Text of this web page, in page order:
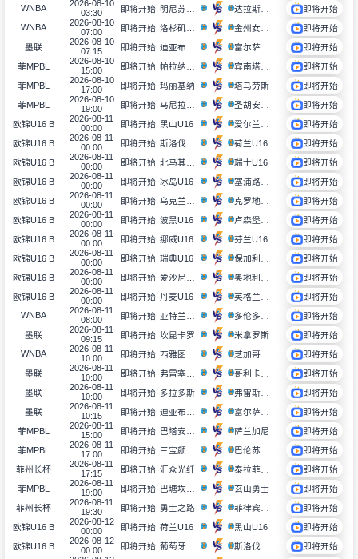
WNBA
2026-08-10
03:30
即将开始
即将开始
WNBA
2026-08-10
07:00
即将开始 洛杉矶火花
即将开始
墨联
2026-08-10
07:15
即将开始
即将开始
菲MPBL
2026-08-10
15:00
即将开始
即将开始
菲MPBL
2026-08-10
17:00
即将开始 玛丽基纳 塔马劳斯
即将开始
菲MPBL
2026-08-10
19:00
即将开始
即将开始
欧锦U16 B
2026-08-11
00:00
即将开始 黑山U16
即将开始
欧锦U16 B
2026-08-11
00:00
即将开始 斯洛伐克U16 荷兰U16
即将开始
欧锦U16 B
2026-08-11
00:00
即将开始 北马其顿U16 瑞士U16
即将开始
欧锦U16 B
2026-08-11
00:00
即将开始 冰岛U16
即将开始
欧锦U16 B
2026-08-11
00:00
即将开始
即将开始
欧锦U16 B
2026-08-11
00:00
即将开始 波黑U16
即将开始
欧锦U16 B
2026-08-11
00:00
即将开始 挪威U16 芬兰U16
即将开始
欧锦U16 B
2026-08-11
00:00
即将开始 瑞典U16
即将开始
欧锦U16 B
2026-08-11
00:00
即将开始
即将开始
欧锦U16 B
2026-08-11
00:00
即将开始 丹麦U16
即将开始
WNBA
2026-08-11
08:00
即将开始
即将开始
墨联
2026-08-11
09:15
即将开始 坎昆卡罗 米拿罗斯
即将开始
WNBA
2026-08-11
10:00
即将开始
即将开始
墨联
2026-08-11
10:00
即将开始 弗雷塞罗斯
即将开始
墨联
2026-08-11
10:00
即将开始 多拉多斯
即将开始
墨联
2026-08-11
10:15
即将开始
即将开始
菲MPBL
2026-08-11
15:00
即将开始 萨兰加尼
即将开始
菲MPBL
2026-08-11
17:00
即将开始 三宝颜布兰德
即将开始
菲州长杯
2026-08-11
17:15
即将开始 汇众光纤
即将开始
菲MPBL
2026-08-11
19:00
即将开始 巴塘坎卡卢 玄山勇士
即将开始
菲州长杯
2026-08-11
19:30
即将开始 勇士之路
即将开始
欧锦U16 B
2026-08-12
00:00
即将开始 荷兰U16 黑山U16
即将开始
欧锦U16 B
2026-08-12
00:00
即将开始
即将开始